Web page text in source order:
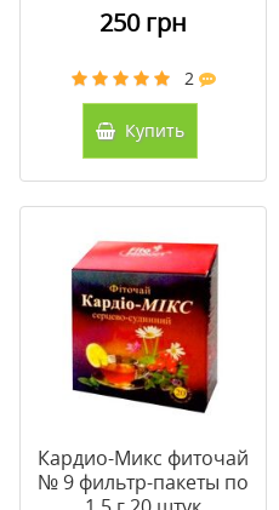
250 грн
2
Купить
Кардио-Микс фиточай
№ 9 фильтр-пакеты по